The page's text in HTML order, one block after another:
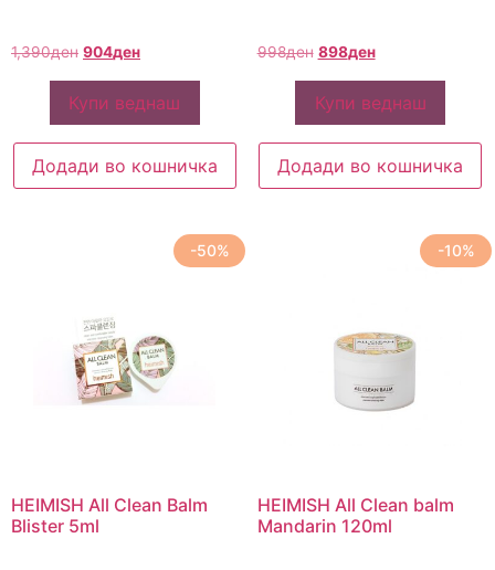
1,390ден 904ден
Купи веднаш
Додади во кошничка
998ден 898ден
Купи веднаш
Додади во кошничка
-50%
HEIMISH All Clean Balm
Blister 5ml
-10%
HEIMISH All Clean balm
Mandarin 120ml